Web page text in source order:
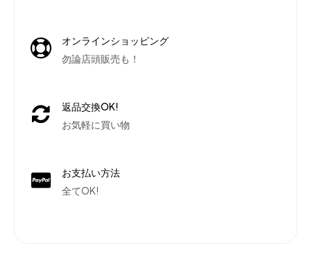
オンラインショッピング
勿論店頭販売も！
返品交換OK!
お気軽に買い物
お支払い方法
全てOK!